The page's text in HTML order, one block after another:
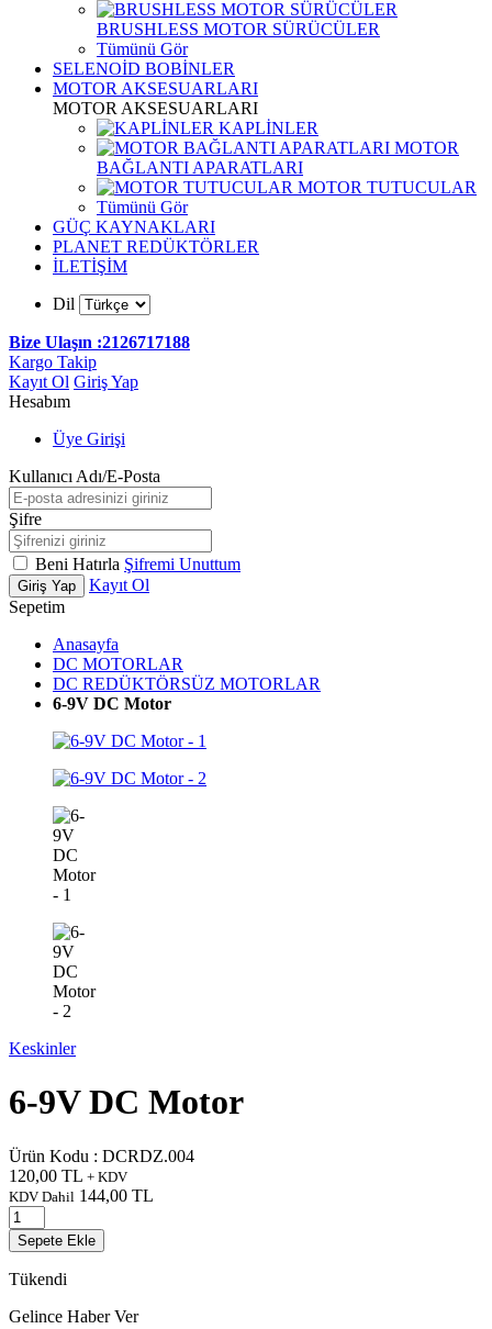
BRUSHLESS MOTOR SÜRÜCÜLER
Tümünü Gör
SELENOİD BOBİNLER
MOTOR AKSESUARLARI
MOTOR AKSESUARLARI
KAPLİNLER
MOTOR
BAĞLANTI APARATLARI
MOTOR TUTUCULAR
Tümünü Gör
GÜÇ KAYNAKLARI
PLANET REDÜKTÖRLER
İLETİŞİM
Dil
Bize Ulaşın :2126717188
Kargo Takip
Kayıt Ol Giriş Yap
Hesabım
Üye Girişi
Kullanıcı Adı/E-Posta
Şifre
Beni Hatırla Şifremi Unuttum
Giriş Yap
Kayıt Ol
Sepetim
Anasayfa
DC MOTORLAR
DC REDÜKTÖRSÜZ MOTORLAR
6-9V DC Motor
Keskinler
6-9V DC Motor
Ürün Kodu : DCRDZ.004
120,00 TL + KDV
KDV Dahil 144,00 TL
Sepete Ekle
Tükendi
Gelince Haber Ver